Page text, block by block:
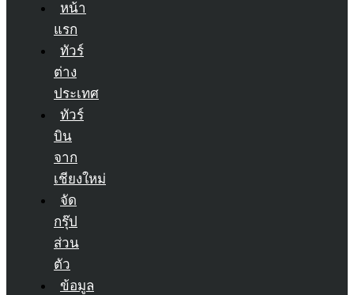
หน้า
แรก
ทัวร์
ต่าง
ประเทศ
ทัวร์
บิน
จาก
เชียงใหม่
จัด
กรุ๊ป
ส่วน
ตัว
ข้อมูล